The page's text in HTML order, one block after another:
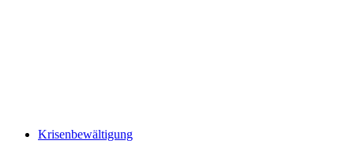
Krisenbewältigung